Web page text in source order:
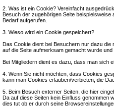
2. Was ist ein Cookie? Vereinfacht
Besuch der zugehörigen Seite
Bedarf aufgerufen.
3. Wieso wird ein Cookie gespeichert?
Das Cookie dient bei Besuchern nur dazu
auf die Seite aufmerksam gemacht wurde
Bei Mitgliedern dient es dazu, dass man sich
4. Wenn Sie nicht möchten, dass Cookies
kann man Cookies erlauben/verbieten, die
5. Beim Besuch externer Seiten, die hier
Da auf diese Seiten kein Einfluss genommen
dies tut ob er durch seine